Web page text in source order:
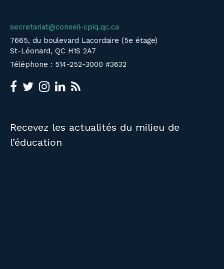
secretariat@conseil-cpiq.qc.ca
7665, du boulevard Lacordaire (5e étage)
St-Léonard, QC H1S 2A7
Téléphone : 514-252-3000 #3632
Recevez les actualités du milieu de
l’éducation